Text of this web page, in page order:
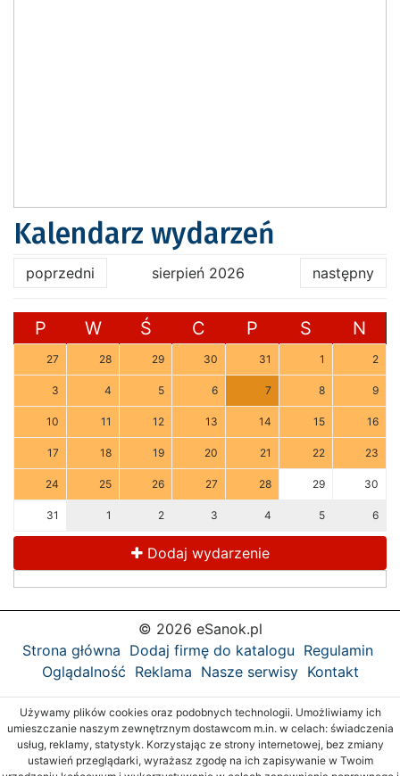
Kalendarz wydarzeń
poprzedni sierpień 2026 następny
P W Ś C P S N
27 28 29 30 31 1 2
3 4 5 6 7 8 9
10 11 12 13 14 15 16
17 18 19 20 21 22 23
24 25 26 27 28 29 30
31 1 2 3 4 5 6
Dodaj wydarzenie
© 2026 eSanok.pl
Strona główna Dodaj firmę do katalogu Regulamin
Oglądalność Reklama Nasze serwisy Kontakt
Używamy plików cookies oraz podobnych technologii. Umożliwiamy ich
umieszczanie naszym zewnętrznym dostawcom m.in. w celach: świadczenia
usług, reklamy, statystyk. Korzystając ze strony internetowej, bez zmiany
ustawień przeglądarki, wyrażasz zgodę na ich zapisywanie w Twoim